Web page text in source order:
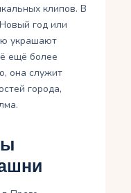
клипов. В
год или
украшают
ещё более
она служит
города,